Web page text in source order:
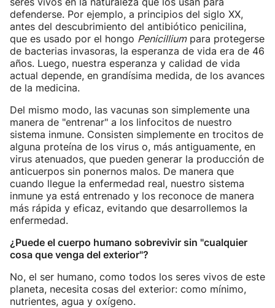
defenderse. Por ejemplo, a principios del siglo XX,
antes del descubrimiento del antibiótico penicilina,
que es usado por el hongo Penicilliumpara protegerse
de bacterias invasoras, la esperanza de vida era de 46
años. Luego, nuestra esperanza y calidad de vida
actual depende, en grandísima medida, de los avances
de la medicina.
Del mismo modo, las vacunas son simplemente una
manera de "entrenar" a los linfocitos de nuestro
sistema inmune. Consisten simplemente en trocitos de
alguna proteína de los virus o, más antiguamente, en
virus atenuados, que pueden generar la producción de
anticuerpos sin ponernos malos. De manera que
cuando llegue la enfermedad real, nuestro sistema
inmune ya está entrenado y los reconoce de manera
más rápida y eficaz, evitando que desarrollemos la
enfermedad.
¿Puede el cuerpo humano sobrevivir sin "cualquier
cosa que venga del exterior"?
No, el ser humano, como todos los seres vivos de este
planeta, necesita cosas del exterior: como mínimo,
nutrientes, agua y oxígeno.